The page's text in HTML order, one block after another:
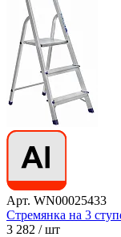
Арт. WN00025433
Стремянка на 3
3 282 / шт